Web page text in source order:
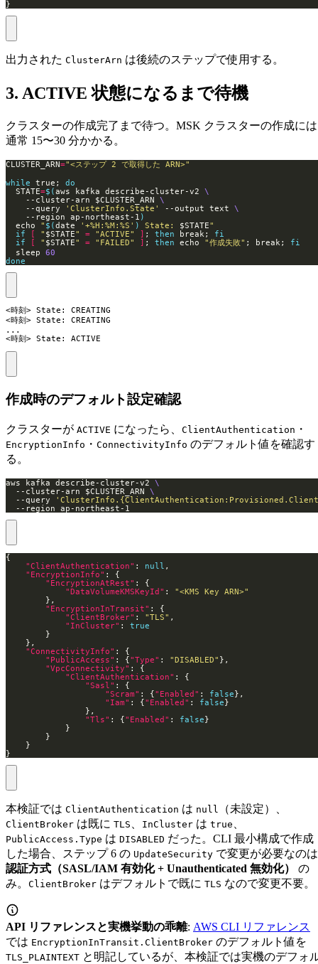
}
出力された ClusterArn は後続のステップで使用する。
3. ACTIVE 状態になるまで待機
クラスターの作成完了まで待つ。MSK クラスターの作成には
通常 15〜30 分かかる。
CLUSTER_ARN="<ステップ 2 で取得した ARN>"
while true; do
  STATE
=$(aws kafka describe-cluster-v2
    --cluster-arn $CLUSTER_ARN
    --query
'ClusterInfo.State' --output text
    --region ap-northeast-1
)
  echo
" $(date '+%H:%M:%S' ) State: $STATE"
if
[ " $STATE" = "ACTIVE" ] ; then break; fi
if
[ " $STATE" = "FAILED" ] ; then echo "作成失敗" ; break; fi
  sleep
60
done
<時刻> State: CREATING
<時刻> State: CREATING
...
<時刻> State: ACTIVE
作成時のデフォルト設定確認
クラスターが ACTIVE になったら、 ClientAuthentication ・
EncryptionInfo ・ ConnectivityInfo のデフォルト値を確認す
る。
aws kafka describe-cluster-v2
  --cluster-arn $CLUSTER_ARN
  --query
  --region ap-northeast-1
"ClientAuthentication" : null
"EncryptionInfo"
"EncryptionAtRest"
"DataVolumeKMSKeyId" : "<KMS Key ARN>"
"EncryptionInTransit"
"ClientBroker" : "TLS"
"InCluster" : true
"ConnectivityInfo"
"PublicAccess" : {"Type" : "DISABLED"
"VpcConnectivity"
"ClientAuthentication"
"Sasl"
"Scram" : {"Enabled" : false
"Iam" : {"Enabled" : false
"Tls" : {"Enabled" : false
}
本検証では ClientAuthentication は null （未設定）、
ClientBroker は既に TLS InCluster は true
PublicAccess.Type は DISABLED だった。CLI 最小構成で作成
した場合、ステップ 6 の UpdateSecurity で変更が必要なのは
認証方式（SASL/IAM 有効化 + Unauthenticated 無効化）
の
み。 ClientBroker はデフォルトで既に TLS なので変更不要。
API リファレンスと実機挙動の乖離: AWS CLI リファレンス
では EncryptionInTransit.ClientBroker のデフォルト値を
TLS_PLAINTEXT と明記しているが、本検証では実機のデフォ